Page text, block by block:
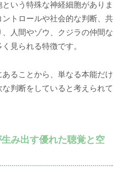
いう特殊な神経細胞がありま
トロールや社会的な判断、共
人間やゾウ、クジラの仲間な
見られる特徴です。
ることから、単なる本能だけ
判断をしていると考えられて
み出す優れた聴覚と空